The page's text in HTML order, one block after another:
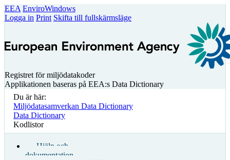
EEA EnviroWindows
Logga in Print Skifta till fullskärmsläge
Registret för miljödatakoder
Applikationen baseras på EEA:s Data Dictionary
Du är här:
Miljödatasamverkan Data Dictionary
Data Dictionary
Kodlistor
Hjälp och
dokumentation